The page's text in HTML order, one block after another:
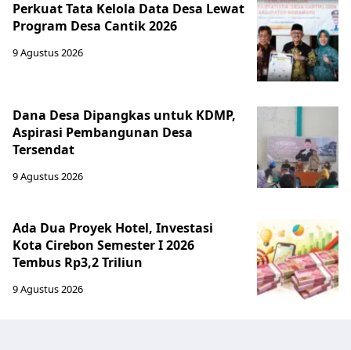
Perkuat Tata Kelola Data Desa Lewat
Program Desa Cantik 2026
9 Agustus 2026
Dana Desa Dipangkas untuk KDMP,
Aspirasi Pembangunan Desa
Tersendat
9 Agustus 2026
Ada Dua Proyek Hotel, Investasi
Kota Cirebon Semester I 2026
Tembus Rp3,2 Triliun
9 Agustus 2026